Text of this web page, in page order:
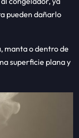
pueden dañarlo
manta o dentro de
superficie plana y